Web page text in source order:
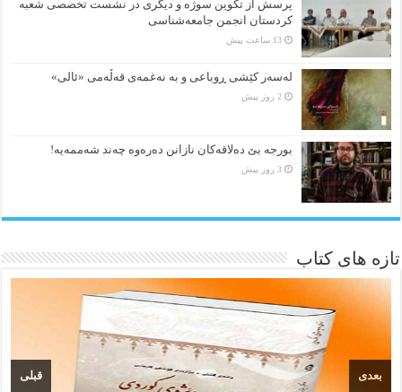
پرسش از تکوین سوژه و دیگری در نشست تخصصی شعبه
کردستان انجمن جامعه‌شناسی
13 ساعت پیش
لەسەر کێشی ڕوباعی و به نەغمەی قەڵەمی «ئالی»
2 روز پیش
بورجە بێ دەلاقەکان نازانن دەرەوە چەند شەممەیە!
3 روز پیش
تازه های کتاب
قبلی بعدی